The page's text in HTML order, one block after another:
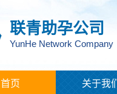
联青助孕公司
YunHe Network Company
首页 关于我们